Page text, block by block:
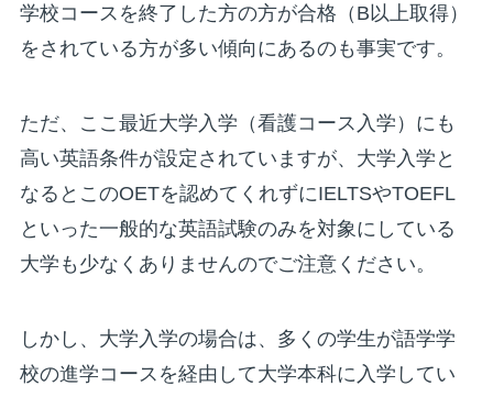
学校コースを終了した方の方が合格（B以上取得）
をされている方が多い傾向にあるのも事実です。
ただ、ここ最近大学入学（看護コース入学）にも
高い英語条件が設定されていますが、大学入学と
なるとこのOETを認めてくれずにIELTSやTOEFL
といった一般的な英語試験のみを対象にしている
大学も少なくありませんのでご注意ください。
しかし、大学入学の場合は、多くの学生が語学学
校の進学コースを経由して大学本科に入学してい